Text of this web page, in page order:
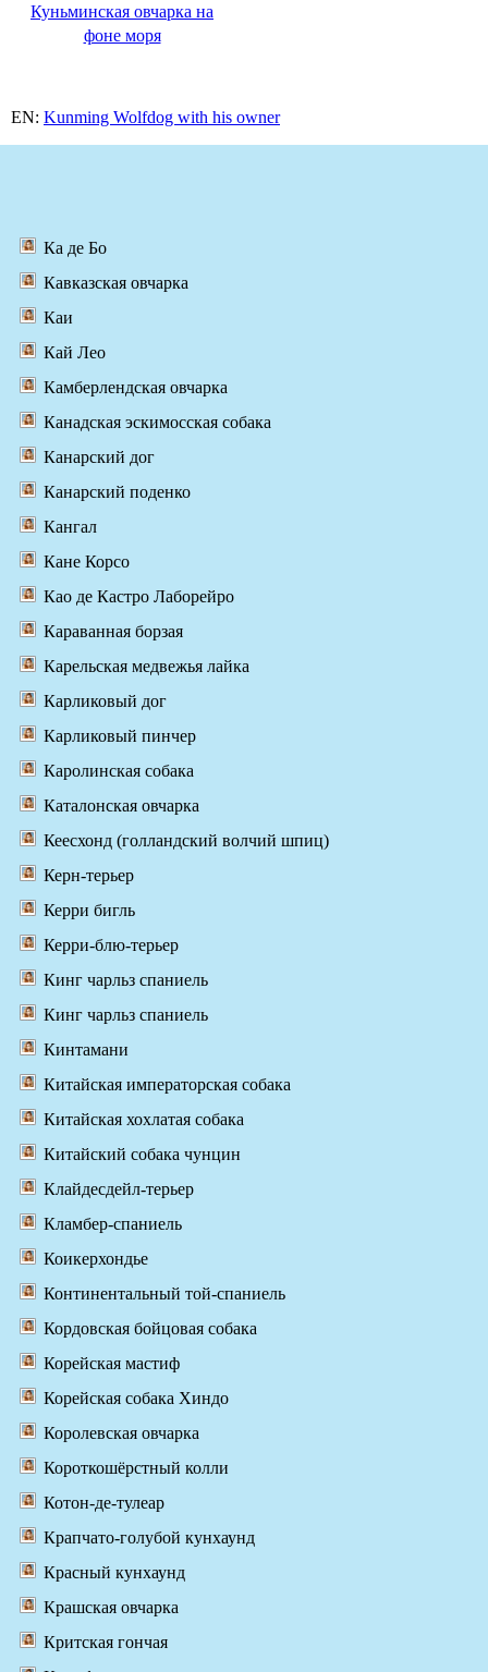
Куньминская овчарка на
фоне моря
EN: Kunming Wolfdog with his owner
Ка де Бо
Кавказская овчарка
Каи
Кай Лео
Камберлендская овчарка
Канадская эскимосская собака
Канарский дог
Канарский поденко
Кангал
Кане Корсо
Као де Кастро Лаборейро
Караванная борзая
Карельская медвежья лайка
Карликовый дог
Карликовый пинчер
Каролинская собака
Каталонская овчарка
Кеесхонд (голландский волчий шпиц)
Керн-терьер
Керри бигль
Керри-блю-терьер
Кинг чарльз спаниель
Кинг чарльз спаниель
Кинтамани
Китайская императорская собака
Китайская хохлатая собака
Китайский собака чунцин
Клайдесдейл-терьер
Кламбер-спаниель
Коикерхондье
Континентальный той-спаниель
Кордовская бойцовая собака
Корейская мастиф
Корейская собака Хиндо
Королевская овчарка
Короткошёрстный колли
Котон-де-тулеар
Крапчато-голубой кунхаунд
Красный кунхаунд
Крашская овчарка
Критская гончая